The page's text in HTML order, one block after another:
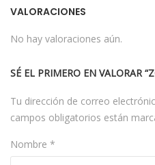
VALORACIONES
No hay valoraciones aún.
SÉ EL PRIMERO EN VALORAR
Tu dirección de correo
campos obligatorios están
Nombre *